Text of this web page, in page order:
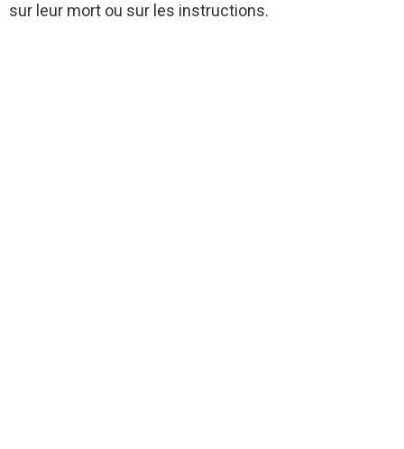
sur leur mort ou sur les instructions.